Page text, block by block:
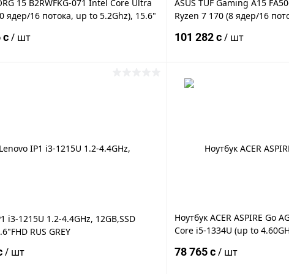
15 B2RWFKG-071 Intel Core Ultra
ядер/16 потока, up to 5.2Ghz), 15.6"
SSD PCIe NVMe M.2, NVIDIA GeForce
c/ шт
ASUS TUF Gaming A15
Ryzen 7 170 (8 ядер/16
NVIDIA® GeForce® RTX
101 282 c/ шт
i3-1215U 1.2-4.4GHz, 12GB,SSD
RUS GREY
/ шт
Ноутбук ACER ASPIRE Go
Core i5-1334U (up to
[SNV3S/500G], 15.3"
78 765 c/ шт